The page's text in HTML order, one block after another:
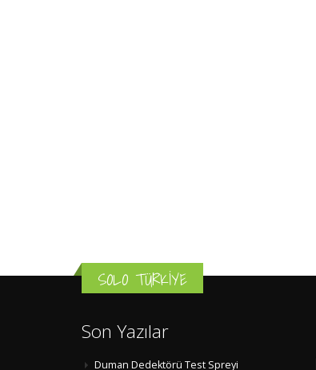
SOLO TÜRKİYE
Son Yazılar
Duman Dedektörü Test Spreyi